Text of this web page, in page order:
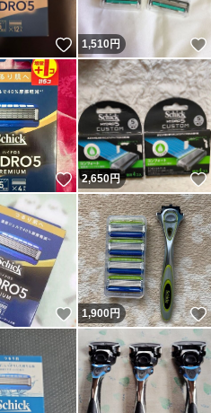
いいね！
1,510円
いいね！
2,650円
いいね！
1,900円